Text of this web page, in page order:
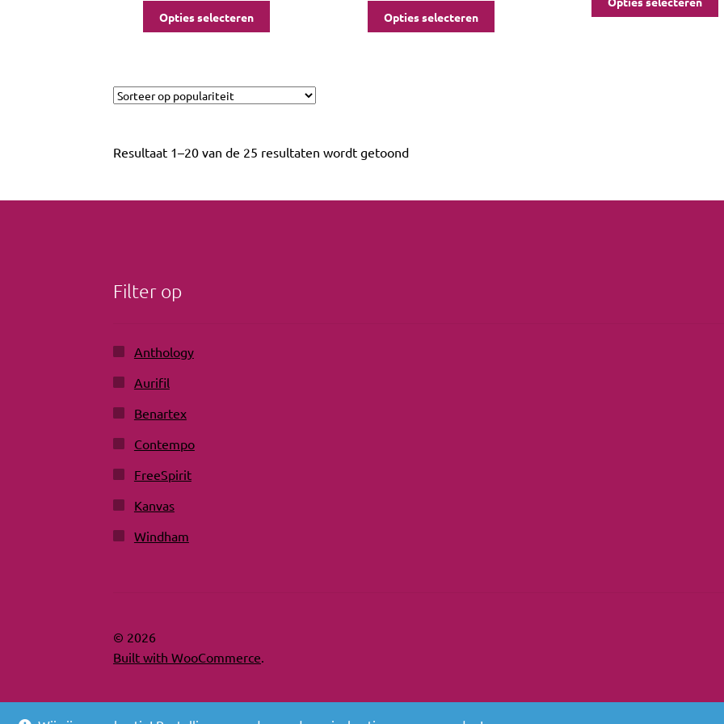
Opties selecteren Opties selecteren
Resultaat 1–20 van de 25 resultaten wordt getoond
Filter op
Anthology
Aurifil
Benartex
Contempo
FreeSpirit
Kanvas
Windham
© 2026
Built with WooCommerce.